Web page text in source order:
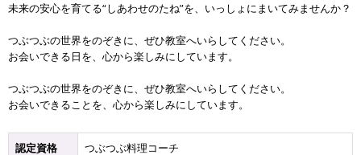
未来の安心を育てる“しあわせのたね”を、いっしょにまいてみませんか？
つぶつぶの世界をのぞきに、ぜひ教室へいらしてください。
お会いできる日を、心から楽しみにしています。
つぶつぶの世界をのぞきに、ぜひ教室へいらしてください。
お会いできることを、心から楽しみにしています。
認定資格 つぶつぶ料理コーチ